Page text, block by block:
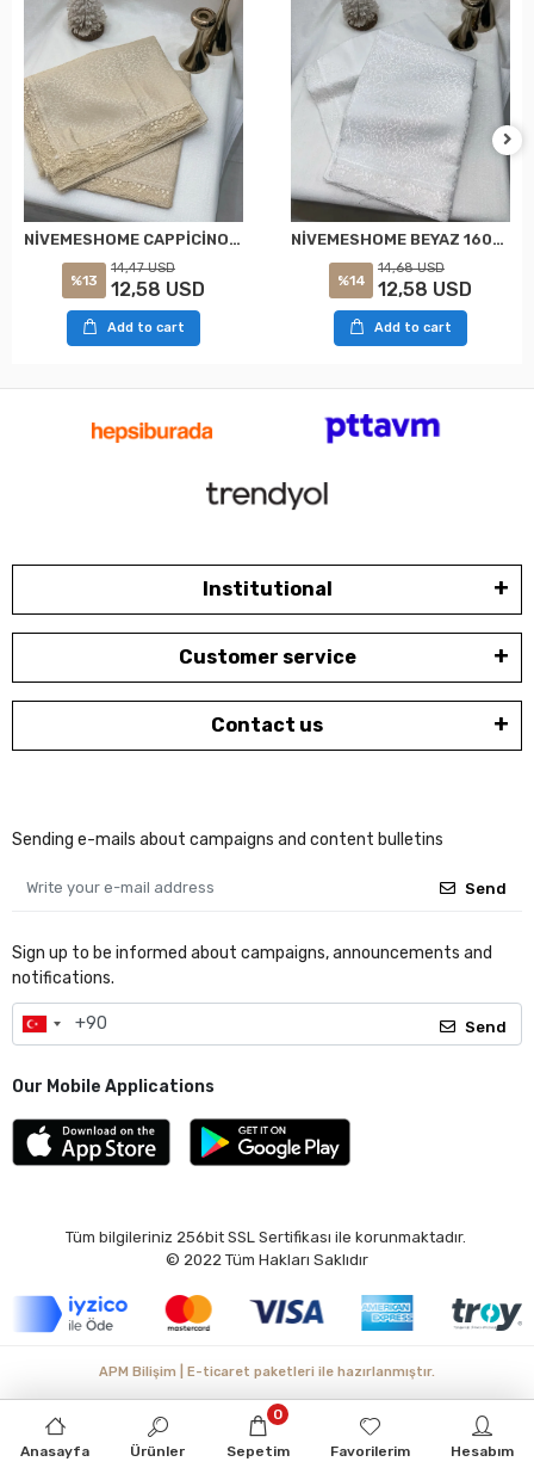
NİVEMESHOME CAPPİCİNO 160X220 KDK FRANSIZ DANTELLİ MASA ÖRTÜSÜ
%13
14,47 USD
12,58 USD
Add to cart
NİVEMESHOME BEYAZ 160X220 KDK FRANSIZ DANTELLİ MASA ÖRTÜSÜ
%14
14,68 USD
12,58 USD
Add to cart
Institutional
Customer service
Contact us
Sending e-mails about campaigns and content bulletins
Send
Sign up to be informed about campaigns, announcements and
notifications.
Send
Our Mobile Applications
Tüm bilgileriniz 256bit SSL Sertifikası ile korunmaktadır.
© 2022 Tüm Hakları Saklıdır
Anasayfa Ürünler Sepetim
0
Favorilerim Hesabım
APM Bilişim | E-ticaret paketleri ile hazırlanmıştır.